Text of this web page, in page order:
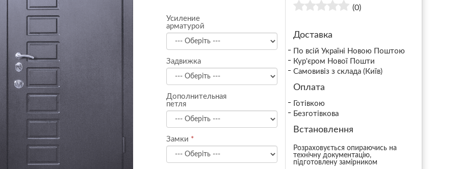
Усиление
арматурой
Задвижка
Дополнительная
петля
Замки
(0)
Доставка
По всій Україні Новою Поштою
Кур'єром Нової Пошти
Самовивіз з склада (Київ)
Оплата
Готівкою
Безготівкова
Встановлення
Розраховується опираючись на
технічну документацію,
підготовлену замірником